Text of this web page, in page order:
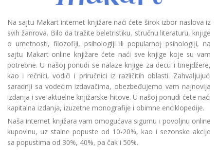
Na sajtu Makart internet knjižare naći ćete širok izbor naslova iz
svih žanrova. Bilo da tražite beletristiku, stručnu literaturu, knjige
o umetnosti, filozofiji, psihologiji ili popularnoj psihologiji, na
sajtu Makart online knjižare ćete naći sve knjige koje su vam
potrebne. U našoj ponudi se nalaze knjige za decu i tinejdžere,
kao i rečnici, vodiči i priručnici iz različitih oblasti. Zahvaljujući
saradnji sa vodećim izdavačima, obezbeđujemo vam najnovija
izdanja i sve aktuelne knjižarske hitove. U našoj ponudi ćete naći
kapitalna izdanja, izuzetne monografije i obimne enciklopedije.
Naša internet knjižara vam omogućava sigurnu i povoljnu online
kupovinu, uz stalne popuste od 10-20%, kao i sezonske akcije
sa popustima od 30%, 40%, pa čak i 50%.